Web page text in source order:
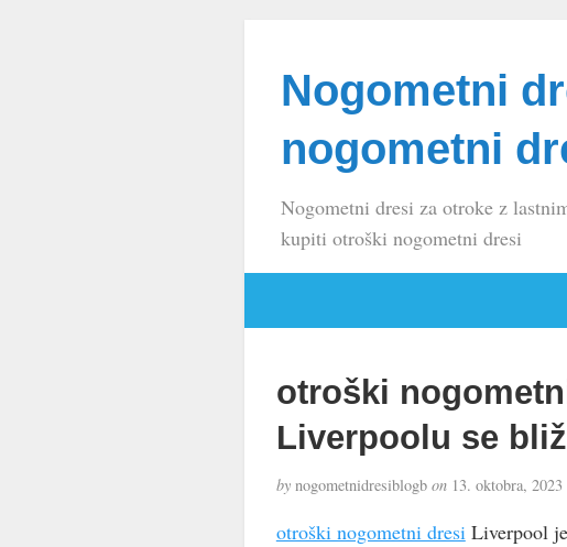
Nogometni
nogometni
Nogometni dresi za otroke z
kupiti otroški nogometni dresi
otroški
Liverpoolu se
bynogometnidresiblogb on13. oktobra, 2023
otroški nogometni dresi Liverpool